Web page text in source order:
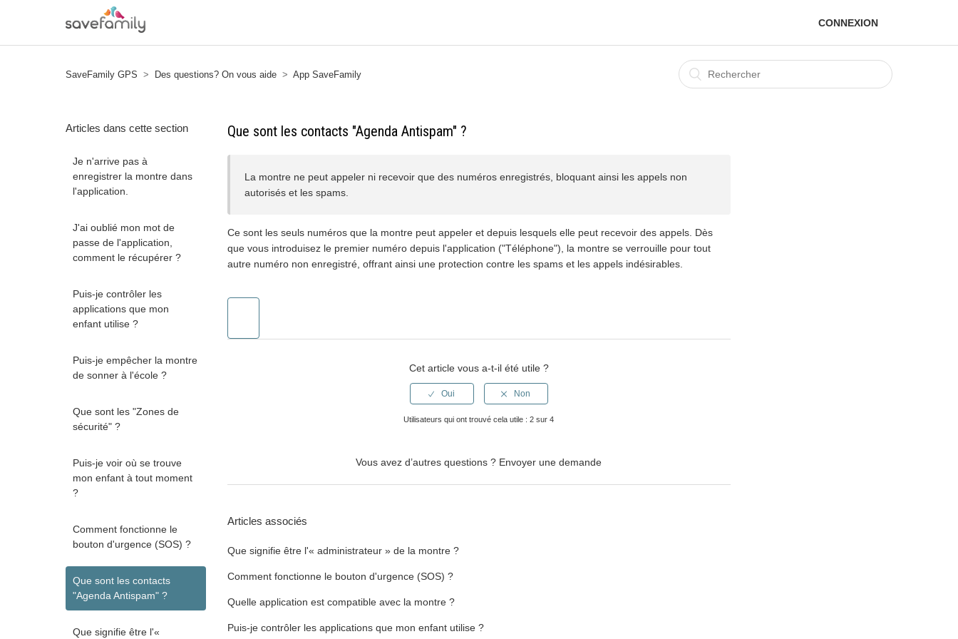
CONNEXION
SaveFamily GPS Des questions? On vous aide App SaveFamily
Articles dans cette section
Je n'arrive pas à
enregistrer la montre dans
l'application.
J'ai oublié mon mot de
passe de l'application,
comment le récupérer ?
Puis-je contrôler les
applications que mon
enfant utilise ?
Puis-je empêcher la montre
de sonner à l'école ?
Que sont les "Zones de
sécurité" ?
Puis-je voir où se trouve
mon enfant à tout moment
?
Comment fonctionne le
bouton d'urgence (SOS) ?
Que sont les contacts
"Agenda Antispam" ?
Que signifie être l'«
Que sont les contacts "Agenda Antispam" ?
La montre ne peut appeler ni recevoir que des numéros enregistrés, bloquant ainsi les appels non
autorisés et les spams.
Ce sont les seuls numéros que la montre peut appeler et depuis lesquels elle peut recevoir des appels. Dès
que vous introduisez le premier numéro depuis l'application ("Téléphone"), la montre se verrouille pour tout
autre numéro non enregistré, offrant ainsi une protection contre les spams et les appels indésirables.
Cet article vous a-t-il été utile ?
Utilisateurs qui ont trouvé cela utile : 2 sur 4
Vous avez d’autres questions ? Envoyer une demande
Articles associés
Que signifie être l'« administrateur » de la montre ?
Comment fonctionne le bouton d'urgence (SOS) ?
Quelle application est compatible avec la montre ?
Puis-je contrôler les applications que mon enfant utilise ?